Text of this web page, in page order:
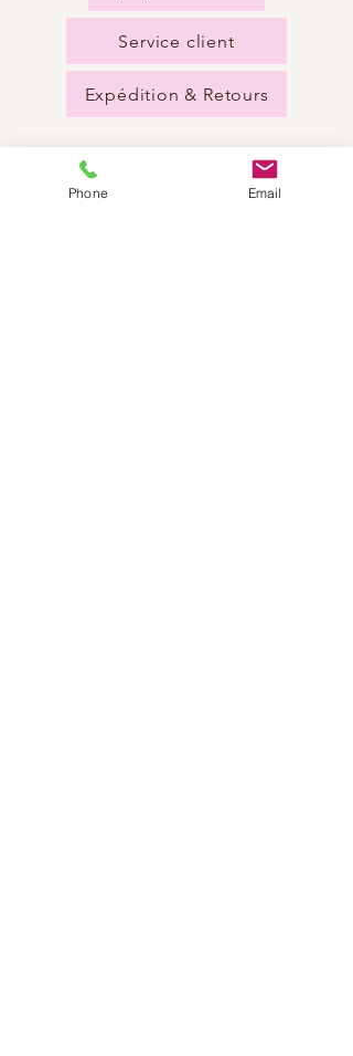
Service client
Expédition & Retours
Phone Email